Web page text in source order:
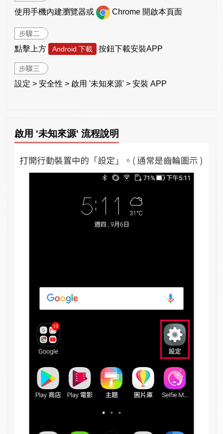
使用手機內建瀏覽器或 Chrome 開啟本頁面
步驟二
點擊上方 Android 下載 按鈕下載安裝APP
步驟三
設定 > 安全性 > 啟用 '未知來源' > 安裝 APP
啟用 '未知來源' 流程說明